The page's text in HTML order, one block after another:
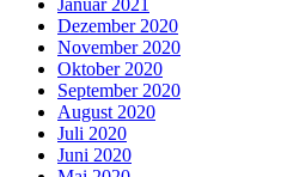
Dezember 2020
November 2020
Oktober 2020
September 2020
August 2020
Juli 2020
Juni 2020